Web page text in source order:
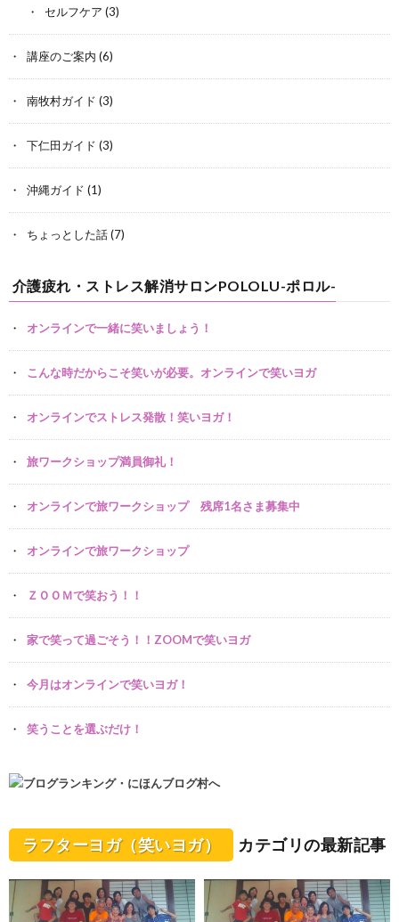
セルフケア (3)
講座のご案内 (6)
南牧村ガイド (3)
下仁田ガイド (3)
沖縄ガイド (1)
ちょっとした話(7)
介護疲れ・ストレス解消サロンPOLOLU-ポロル-
オンラインで一緒に笑いましょう！
こんな時だからこそ笑いが必要。オンラインで笑いヨガ
オンラインでストレス発散！笑いヨガ！
旅ワークショップ満員御礼！
オンラインで旅ワークショップ 残席1名さま募集中
オンラインで旅ワークショップ
ＺＯＯＭで笑おう！！
家で笑って過ごそう！！ZOOMで笑いヨガ
今月はオンラインで笑いヨガ！
笑うことを選ぶだけ！
ラフターヨガ（笑いヨガ） カテゴリの最新記事